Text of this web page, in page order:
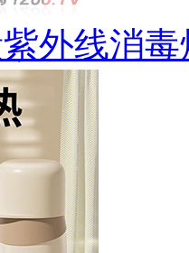
外线消